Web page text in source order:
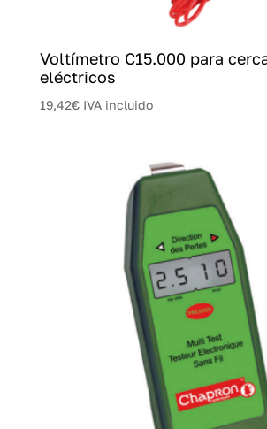
Voltímetro C15.000 para
eléctricos
19,42€ IVA incluido